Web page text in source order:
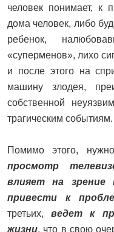
человек понимает, к
дома человек, либо
ребенок,
«суперменов», лихо
и после этого на
машину злодея,
собственной
трагическим событиям.
Помимо этого,
просмотр
влияет на
привести к
третьих,ведет к
жизни, что в свою